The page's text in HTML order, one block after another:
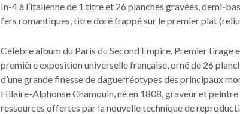
In-4 à l’italienne de 1 titre et 26 planches gravées, demi-
fers romantiques, titre doré frappé sur le premier plat
Célèbre album du Paris du Second Empire. Premier tirage
première exposition universelle française, orné de 26
d’une grande finesse de daguerréotypes des principaux
Hilaire-Alphonse Chamouin, né en 1808, graveur et
ressources offertes par la nouvelle technique de